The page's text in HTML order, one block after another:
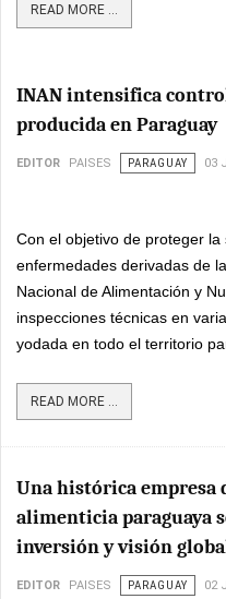
READ MORE ...
INAN intensifica
producida en Paraguay
EDITOR PAISES PARAGUAY 03
Con el objetivo de proteger
enfermedades derivadas de
Nacional de Alimentación y
inspecciones técnicas en
yodada en todo el territorio
READ MORE ...
Una histórica empresa
alimenticia paraguaya
inversión y visión
EDITOR PAISES PARAGUAY 02